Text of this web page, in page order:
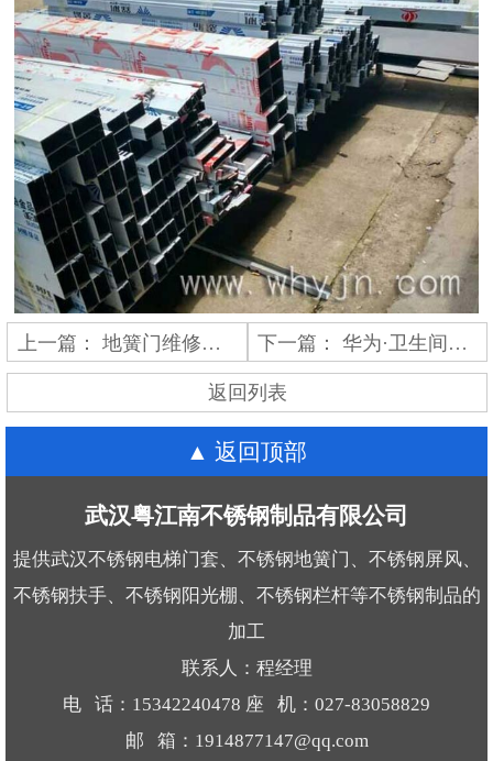
上一篇： 地簧门维修及保养 下一篇：华为·卫生间哑口门套
返回列表
返回顶部
武汉粤江南不锈钢制品有限公司
提供武汉不锈钢电梯门套、不锈钢地簧门、不锈钢屏风、
不锈钢扶手、不锈钢阳光棚、不锈钢栏杆等不锈钢制品的
加工
联系人：程经理
电 话：15342240478 座 机：027-83058829
邮 箱：1914877147@qq.com